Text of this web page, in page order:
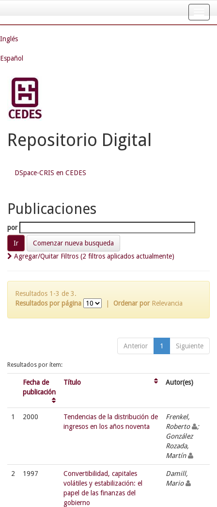
navigation
Inglés
Español
Repositorio Digital
DSpace-CRIS en CEDES
Publicaciones
por
Comenzar nueva busqueda
Agregar/Quitar Filtros (2 filtros aplicados actualmente)
Resultados 1-3 de 3.
Resultados por página
Ordenar por Relevancia
Anterior 1 Siguiente
Resultados por ítem:
Fecha de
publicación
Título Autor(es)
1 2000
Tendencias de la distribución de
ingresos en los años noventa
Frenkel,
Roberto
;
González
Rozada,
Martín
2 1997
Convertibilidad, capitales
volátiles y estabilización: el
papel de las finanzas del
gobierno
Damill,
Mario